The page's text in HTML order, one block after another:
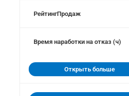
Открыть больше
РейтингПродаж
Время наработки на отказ (ч)